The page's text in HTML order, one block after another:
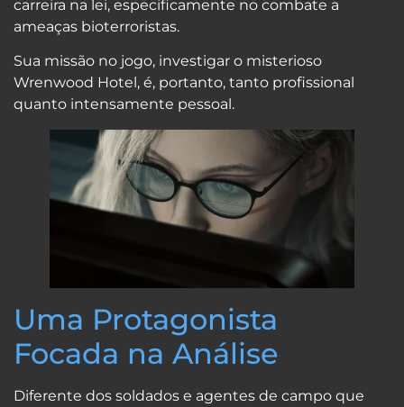
carreira na lei, especificamente no combate a
ameaças bioterroristas.
Sua missão no jogo, investigar o misterioso
Wrenwood Hotel, é, portanto, tanto profissional
quanto intensamente pessoal.
Uma Protagonista
Focada na Análise
Diferente dos soldados e agentes de campo que